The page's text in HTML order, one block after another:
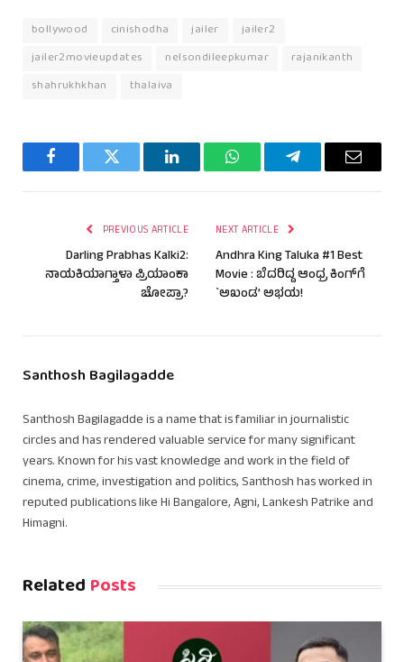
bollywood cinishodha jailer
jailer2
jailer2movieupdates
nelsondileepkumar
rajanikanth
shahrukhkhan
thalaiva
FacebookTwitter LinkedInWhatsAppTelegramEmail
PREVIOUS ARTICLE
Darling Prabhas Kalki2:
ನಾಯಕಿಯಾಗ್ತಾಳಾ ಪ್ರಿಯಾಂಕಾ
ಚೋಪ್ರಾ?
NEXT ARTICLE
Andhra King Taluka #1 Best
Movie : ಬೆದರಿದ್ದ ಆಂಧ್ರ ಕಿಂಗ್‌ಗೆ
`ಅಖಂಡ’ ಅಭಯ!
Santhosh Bagilagadde
Santhosh Bagilagadde is a name that is familiar in journalistic
circles and has rendered valuable service for many significant
years. Known for his vast knowledge and work in the field of
cinema, crime, investigation and politics, Santhosh has worked in
reputed publications like Hi Bangalore, Agni, Lankesh Patrike and
Himagni.
Related Posts